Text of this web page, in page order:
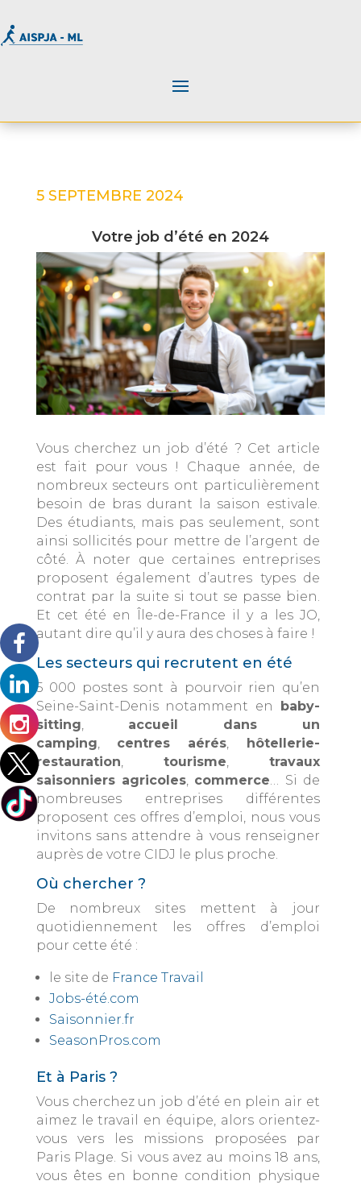
5 SEPTEMBRE 2024
Votre job d’été en 2024
Vous cherchez un job d’été ? Cet article
est fait pour vous ! Chaque année, de
nombreux secteurs ont particulièrement
besoin de bras durant la saison estivale.
Des étudiants, mais pas seulement, sont
ainsi sollicités pour mettre de l’argent de
côté. À noter que certaines entreprises
proposent également d’autres types de
contrat par la suite si tout se passe bien.
Et cet été en Île-de-France il y a les JO,
autant dire qu’il y aura des choses à faire !
Les secteurs qui recrutent en été
5 000 postes sont à pourvoir rien qu’en
Seine-Saint-Denis notamment en baby-
sitting, accueil dans un
camping, centres aérés, hôtellerie-
restauration, tourisme, travaux
saisonniers agricoles, commerce… Si de
nombreuses entreprises différentes
proposent ces offres d’emploi, nous vous
invitons sans attendre à vous renseigner
auprès de votre CIDJ le plus proche.
Où chercher ?
De nombreux sites mettent à jour
quotidiennement les offres d’emploi
pour cette été :
le site de France Travail
Jobs-été.com
Saisonnier.fr
SeasonPros.com
Et à Paris ?
Vous cherchez un job d’été en plein air et
aimez le travail en équipe, alors orientez-
vous vers les missions proposées par
Paris Plage. Si vous avez au moins 18 ans,
vous êtes en bonne condition physique